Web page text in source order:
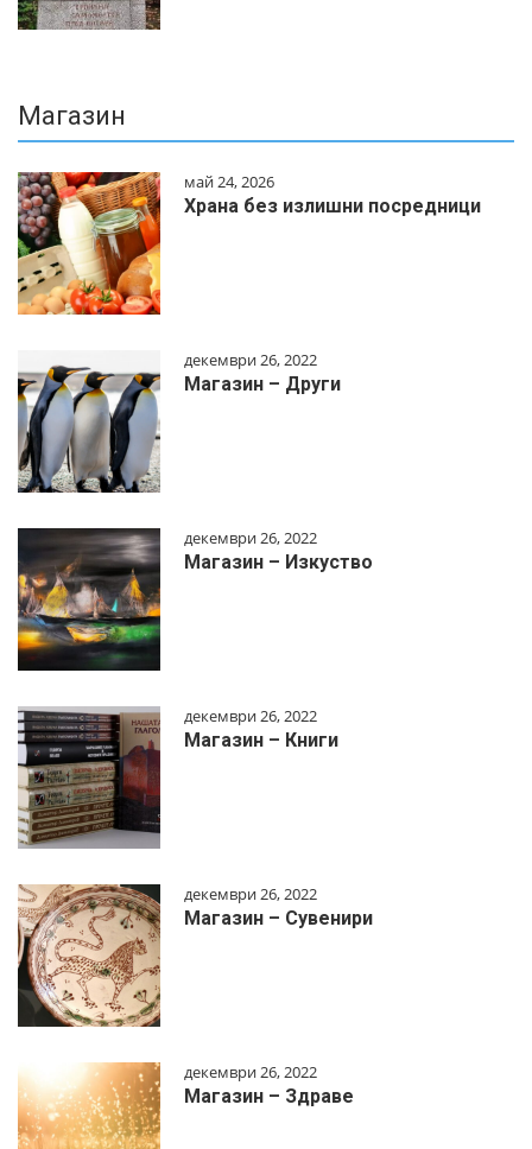
Магазин
май 24, 2026
Храна без излишни посредници
декември 26, 2022
Магазин – Други
декември 26, 2022
Магазин – Изкуство
декември 26, 2022
Магазин – Книги
декември 26, 2022
Магазин – Сувенири
декември 26, 2022
Магазин – Здраве